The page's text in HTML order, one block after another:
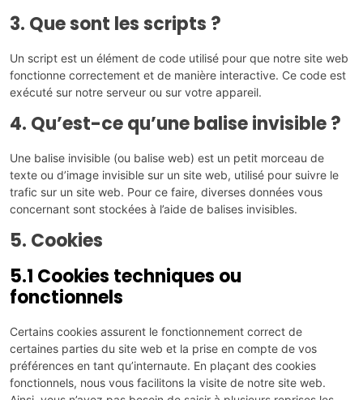
3. Que sont les scripts ?
Un script est un élément de code utilisé pour que notre site web
fonctionne correctement et de manière interactive. Ce code est
exécuté sur notre serveur ou sur votre appareil.
4. Qu’est-ce qu’une balise invisible ?
Une balise invisible (ou balise web) est un petit morceau de
texte ou d’image invisible sur un site web, utilisé pour suivre le
trafic sur un site web. Pour ce faire, diverses données vous
concernant sont stockées à l’aide de balises invisibles.
5. Cookies
5.1 Cookies techniques ou
fonctionnels
Certains cookies assurent le fonctionnement correct de
certaines parties du site web et la prise en compte de vos
préférences en tant qu’internaute. En plaçant des cookies
fonctionnels, nous vous facilitons la visite de notre site web.